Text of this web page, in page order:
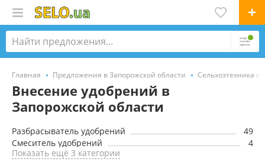
Главная Предложения в Запорожской области Сельхозтехника в
Внесение удобрений в
Запорожской области
Разбрасыватель удобрений
49
Смеситель удобрений
4
Показать ещё 3 категории